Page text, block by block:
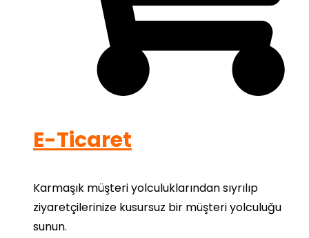
E-Ticaret
Karmaşık müşteri yolculuklarından sıyrılıp
ziyaretçilerinize kusursuz bir müşteri yolculuğu
sunun.